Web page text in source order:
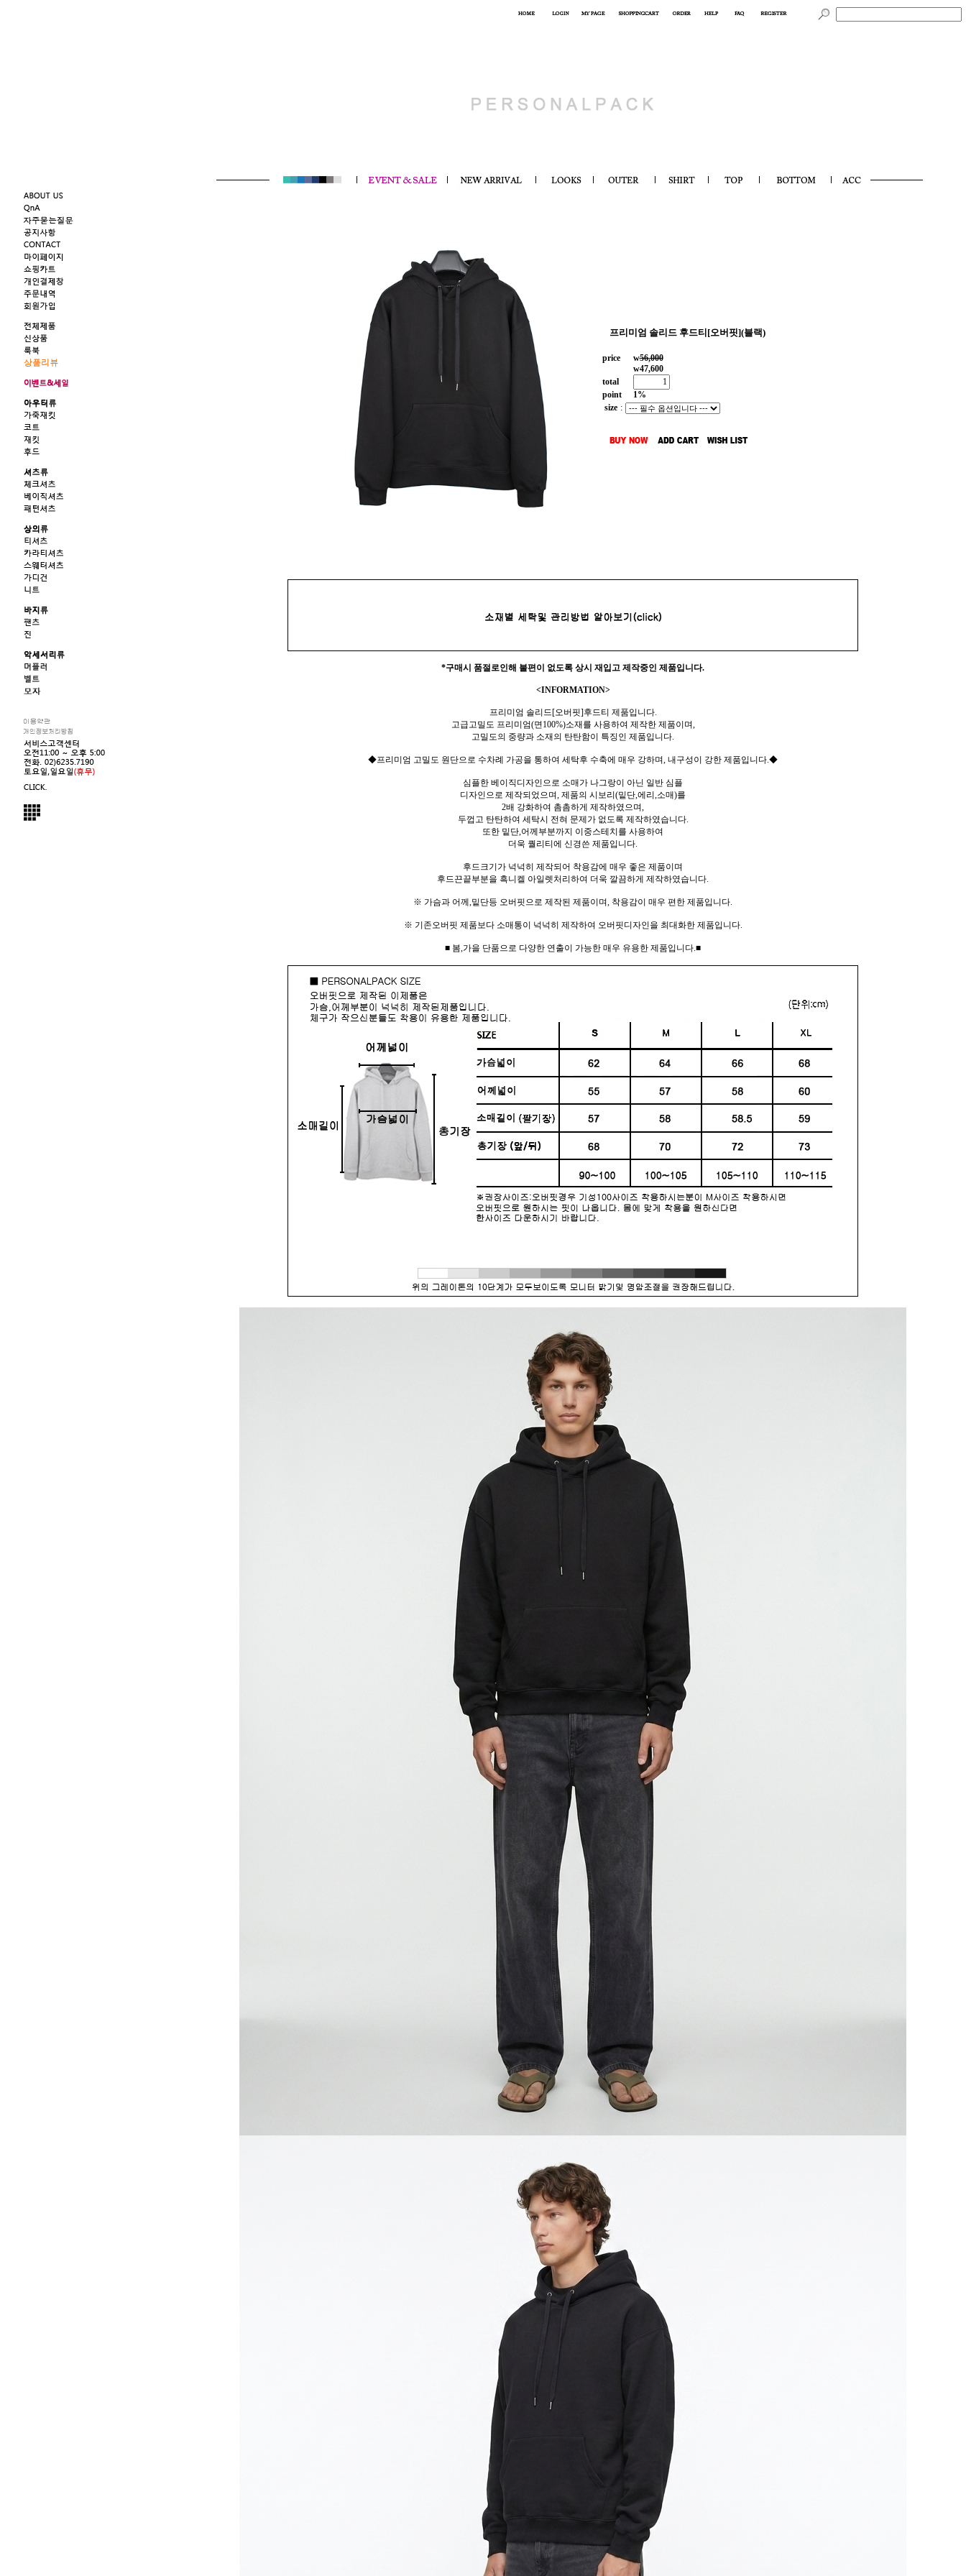
프리미엄 솔리드 후드티[오버핏](블랙)
price w56,000
w47,600
total
point
1%
size :
*구매시 품절로인해 불편이 없도록 상시 재입고 제작중인 제품입니다.
<INFORMATION>
프리미엄 솔리드[오버핏]후드티 제품입니다.
고급고밀도 프리미엄(면100%)소재를 사용하여 제작한 제품이며,
고밀도의 중량과 소재의 탄탄함이 특징인 제품입니다.
◆프리미엄 고밀도 원단으로 수차례 가공을 통하여 세탁후 수축에 매우 강하며, 내구성이 강한 제품입니다.◆
심플한 베이직디자인으로 소매가 나그랑이 아닌 일반 심플
디자인으로 제작되었으며, 제품의 시보리(밑단,에리,소매)를
2배 강화하여 촘촘하게 제작하였으며,
두껍고 탄탄하여 세탁시 전혀 문제가 없도록 제작하였습니다.
또한 밑단,어께부분까지 이중스테치를 사용하여
더욱 퀄리티에 신경쓴 제품입니다.
후드크기가 넉넉히 제작되어 착용감에 매우 좋은 제품이며
후드끈끝부분을 흑니켈 아일렛처리하여 더욱 깔끔하게 제작하였습니다.
※ 가슴과 어께,밑단등 오버핏으로 제작된 제품이며, 착용감이 매우 편한 제품입니다.
※ 기존오버핏 제품보다 소매통이 넉넉히 제작하여 오버핏디자인을 최대화한 제품입니다.
■ 봄,가을 단품으로 다양한 연출이 가능한 매우 유용한 제품입니다.■